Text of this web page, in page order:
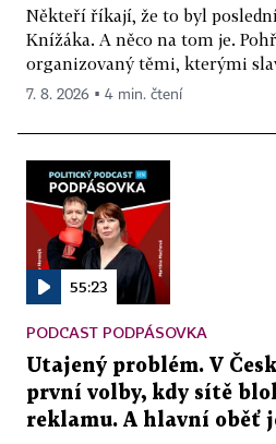
Někteří říkají, že to byl
Knížáka. A něco na tom je.
organizovaný těmi, kterými
7. 8. 2026 ▪ 4 min. čtení
55:23
PODCAST PODPÁSOVKA
Utajený problém. V
první volby, kdy sítě
reklamu. A hlavní oběť